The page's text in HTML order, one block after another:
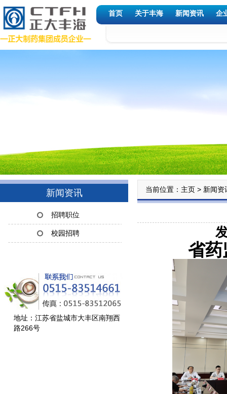
首页 关于丰海 新闻资讯 企
新闻资讯
招聘职位
校园招聘
地址：江苏省盐城市大丰区南翔西
路266号
当前位置： 主页 > 新闻资
省药